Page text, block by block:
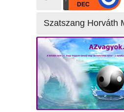
DEC
Szatszang Horváth